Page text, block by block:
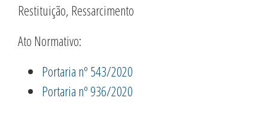
Restituição, Ressarcimento
Ato Normativo:
Portaria nº 543/2020
Portaria nº 936/2020